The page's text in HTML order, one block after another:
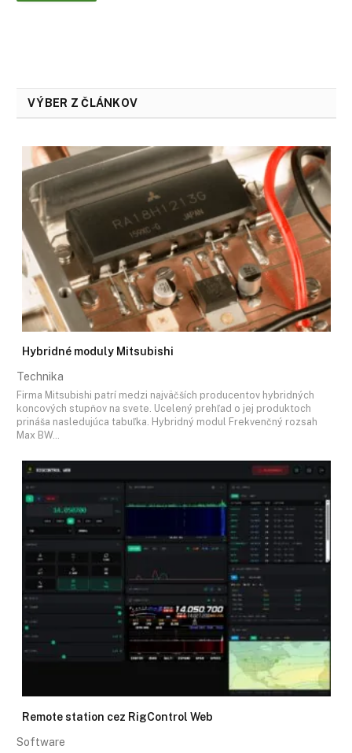
VÝBER Z ČLÁNKOV
Hybridné moduly Mitsubishi
Technika
Firma Mitsubishi patrí medzi najväčších producentov hybridných
koncových stupňov na svete. Ucelený prehľad o jej produktoch
prináša nasledujúca tabuľka. Hybridný modul Frekvenčný rozsah
Max BW…
Remote station cez RigControl Web
Software